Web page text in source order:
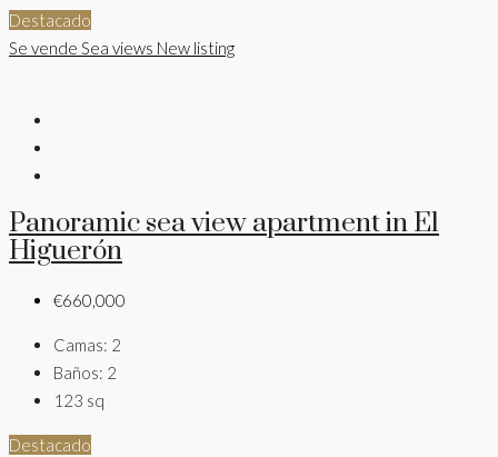
Destacado
Se vende Sea views New listing
Panoramic sea view apartment in El
Higuerón
€660,000
Camas: 2
Baños: 2
123 sq
Destacado